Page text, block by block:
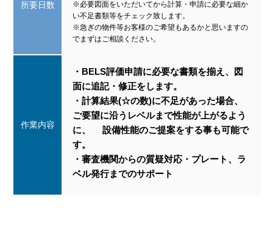
所要日数
※必要図面をいただいてから計算・申請に必要な細か
い不足書類等をチェック致します。
※急ぎの物件等お客様のご希望もあるかと思いますの
でまずはご相談ください。
作業内容
・BELS評価申請に必要な書類を揃え、図
面に追記・修正をします。
・計算結果(☆の数)に不足があった場合、
ご要望に沿うレベルまで性能が上がるよう
に、 設備性能のご提案をする事も可能で
す。
・審査機関からの質疑対応・プレート、ラ
ベル発行までのサポート